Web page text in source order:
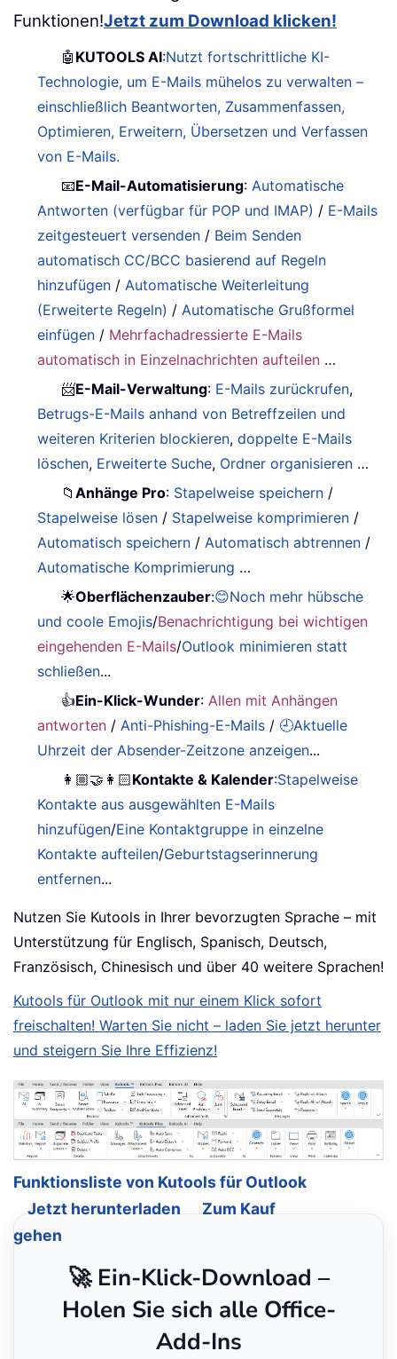
Funktionen!Jetzt zum Download klicken!
🤖 KUTOOLS AI:Nutzt fortschrittliche KI-
Technologie, um E-Mails mühelos zu verwalten –
einschließlich Beantworten, Zusammenfassen,
Optimieren, Erweitern, Übersetzen und Verfassen
von E-Mails.
📧E-Mail-Automatisierung: Automatische
Antworten (verfügbar für POP und IMAP) / E-Mails
zeitgesteuert versenden / Beim Senden
automatisch CC/BCC basierend auf Regeln
hinzufügen / Automatische Weiterleitung
(Erweiterte Regeln) / Automatische Grußformel
einfügen / Mehrfachadressierte E-Mails
automatisch in Einzelnachrichten aufteilen …
📨E-Mail-Verwaltung: E-Mails zurückrufen,
Betrugs-E-Mails anhand von Betreffzeilen und
weiteren Kriterien blockieren,doppelte E-Mails
löschen, Erweiterte Suche, Ordner organisieren …
📁Anhänge Pro: Stapelweise speichern /
Stapelweise lösen / Stapelweise komprimieren /
Automatisch speichern / Automatisch abtrennen /
Automatische Komprimierung …
🌟Oberflächenzauber:😊Noch mehr hübsche
und coole Emojis/Benachrichtigung bei wichtigen
eingehenden E-Mails/Outlook minimieren statt
schließen...
👍Ein-Klick-Wunder: Allen mit Anhängen
antworten / Anti-Phishing-E-Mails / 🕘Aktuelle
Uhrzeit der Absender-Zeitzone anzeigen...
👩🏼‍🤝‍👩🏻Kontakte & Kalender:Stapelweise
Kontakte aus ausgewählten E-Mails
hinzufügen/Eine Kontaktgruppe in einzelne
Kontakte aufteilen/Geburtstagserinnerung
entfernen...
Nutzen Sie Kutools in Ihrer bevorzugten Sprache – mit
Unterstützung für Englisch, Spanisch, Deutsch,
Französisch, Chinesisch und über 40 weitere Sprachen!
Kutools für Outlook mit nur einem Klick sofort
freischalten! Warten Sie nicht – laden Sie jetzt herunter
und steigern Sie Ihre Effizienz!
Funktionsliste von Kutools für Outlook
Jetzt herunterladen
Zum Kauf
gehen
🚀 Ein-Klick-Download –
Holen Sie sich alle Office-
Add-Ins